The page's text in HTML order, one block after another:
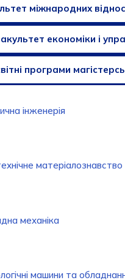
міжнародних
економіки і
програми
інженерія
матеріалознавство
механіка
машини та